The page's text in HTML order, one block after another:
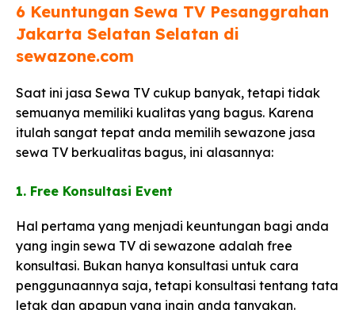
6 Keuntungan Sewa TV Pesanggrahan
Jakarta Selatan Selatan di
sewazone.com​
Saat ini jasa Sewa TV cukup banyak, tetapi tidak
semuanya memiliki kualitas yang bagus. Karena
itulah sangat tepat anda memilih sewazone jasa
sewa TV berkualitas bagus, ini alasannya:
1. Free Konsultasi Event
Hal pertama yang menjadi keuntungan bagi anda
yang ingin sewa TV di sewazone adalah free
konsultasi. Bukan hanya konsultasi untuk cara
penggunaannya saja, tetapi konsultasi tentang tata
letak dan apapun yang ingin anda tanyakan.